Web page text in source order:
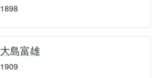
1898
大島富雄
1909